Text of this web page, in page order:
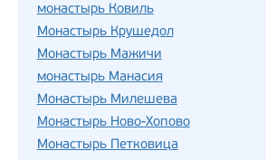
монастырь Ковиль
Монастырь Крушедол
Монастырь Мажичи
монастырь Манасия
Монастырь Милешева
Монастырь Ново-Хопово
Монастырь Петковица